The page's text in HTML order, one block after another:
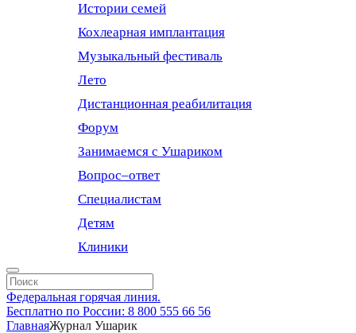
Истории семей
Кохлеарная имплантация
Музыкальный фестиваль
Лето
Дистанционная реабилитация
Форум
Занимаемся с Ушариком
Вопрос–ответ
Специалистам
Детям
Клиники
Федеральная горячая линия.
Бесплатно по России: 8 800 555 66 56
ГлавнаяЖурнал Ушарик